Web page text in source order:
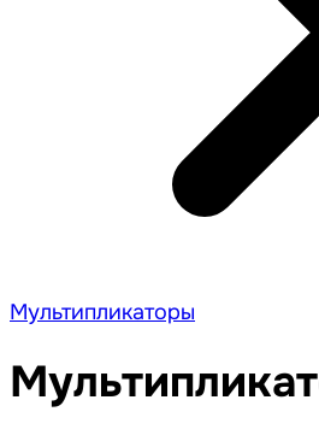
Мультипликаторы